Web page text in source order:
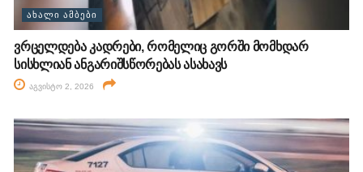
ᲐᲮᲐᲚᲘ ᲐᲛᲑᲔᲑᲘ
ვრცელდება კადრები, რომელიც გორში მომხდარ
სისხლიან ანგარიშსწორებას ასახავს
აგვისტო 2, 2026